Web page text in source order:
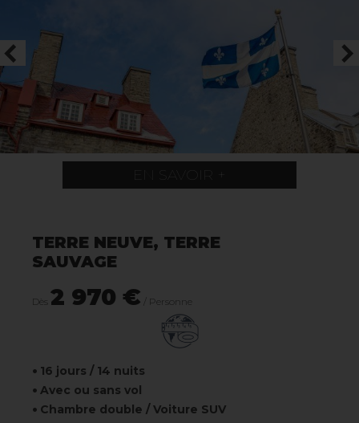
EN SAVOIR +
TERRE NEUVE, TERRE
SAUVAGE
Dès 2 970 € / Personne
16 jours / 14 nuits
Avec ou sans vol
Chambre double / Voiture SUV